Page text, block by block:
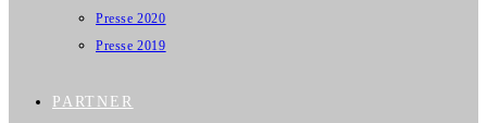
Presse 2020
Presse 2019
PARTNER